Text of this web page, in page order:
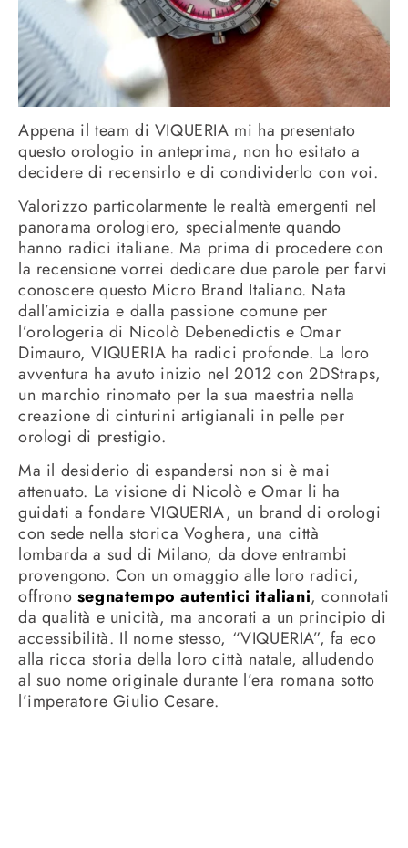
Appena il team di VIQUERIA mi ha presentato
questo orologio in anteprima, non ho esitato a
decidere di recensirlo e di condividerlo con voi.
Valorizzo particolarmente le realtà emergenti nel
panorama orologiero, specialmente quando
hanno radici italiane. Ma prima di procedere con
la recensione vorrei dedicare due parole per farvi
conoscere questo Micro Brand Italiano. Nata
dall’amicizia e dalla passione comune per
l’orologeria di Nicolò Debenedictis e Omar
Dimauro, VIQUERIA ha radici profonde. La loro
avventura ha avuto inizio nel 2012 con 2DStraps,
un marchio rinomato per la sua maestria nella
creazione di cinturini artigianali in pelle per
orologi di prestigio.
Ma il desiderio di espandersi non si è mai
attenuato. La visione di Nicolò e Omar li ha
guidati a fondare VIQUERIA, un brand di orologi
con sede nella storica Voghera, una città
lombarda a sud di Milano, da dove entrambi
provengono. Con un omaggio alle loro radici,
offrono segnatempo autentici italiani, connotati
da qualità e unicità, ma ancorati a un principio di
accessibilità. Il nome stesso, “VIQUERIA”, fa eco
alla ricca storia della loro città natale, alludendo
al suo nome originale durante l’era romana sotto
l’imperatore Giulio Cesare.